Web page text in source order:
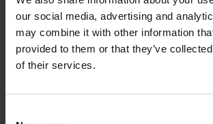
our social media, advertising and
may combine it with other information
provided to them or that they’ve
of their services.
komerčního chladicího zařízení
teploty, aby se potraviny udržely v
stavu za všech okolností.
Úprava termostatu zabraňuje hnití nebo